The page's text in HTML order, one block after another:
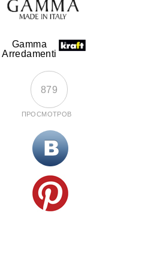
Gamma
Arredamenti
879
ПРОСМОТРОВ